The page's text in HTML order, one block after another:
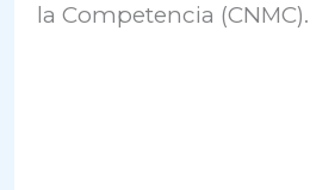
la Competencia (CNMC).